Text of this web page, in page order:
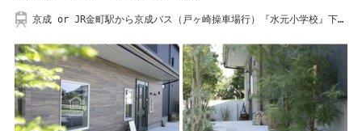
京成 or JR金町駅から京成バス（戸ヶ崎操車場行）『水元小学校』下